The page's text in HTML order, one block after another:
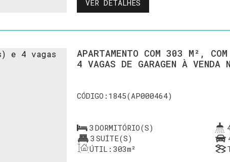
VER DETALHES
APARTAMENTO COM 303 M²,
4 VAGAS DE GARAGEN À
1845(AP000464)
3 DORMITÓRIO(S)
3 SUÍTE(S)
ÚTIL: 303m²